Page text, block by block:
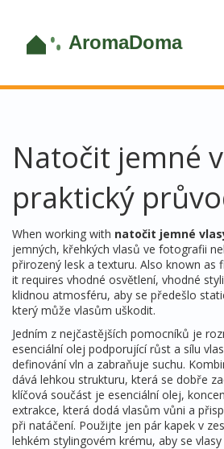
Natočit jemné
praktický
When working with natočit jemné
jemných, křehkých vlasů ve fotografii
přirozený lesk a texturu. Also known as
it requires vhodné osvětlení, vhodné
klidnou atmosféru, aby se předešlo
který může vlasům uškodit.
Jedním z nejčastějších pomocníků je
esenciální olej podporující růst a sílu
definování vln a zabraňuje suchu.
dává lehkou strukturu, která se dobře
klíčová součást je esenciální olej,
extrakce, která dodá vlasům vůni a
při natáčení. Použijte jen pár kapek v
lehkém stylingovém krému, aby se